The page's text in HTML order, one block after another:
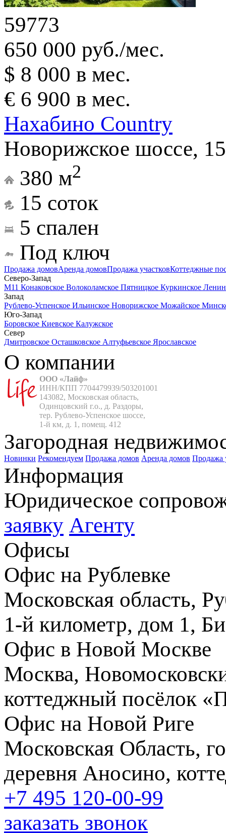
59773
650 000 руб./мес.
$ 8 000 в мес.
€ 6 900 в мес.
Нахабино Country
Новорижское шоссе,
380 м2
15 соток
5 спален
Под ключ
Продажа домовАренда домовПродажа участковКоттеджные
Северо-Запад
М11 Конаковское Волоколамское Пятницкое Куркинское
Запад
Рублево-Успенское Ильинское Новорижское Можайское
Юго-Запад
Боровское Киевское Калужское
Север
Дмитровское Осташковское Алтуфьевское Ярославское
О компании
ООО «Лайф»
ИНН/КПП 7704479939/503201001
143082, Московская область,
Одинцовский г.о., д. Раздоры,
тер. Рублево-Успенское шоссе,
1-й км, д. 1, помещ. 412
Загородная
Новинки Рекомендуем Продажа домов Аренда домов Продажа
Информация
Юридическое
заявку Агенту
Офисы
Офис на Рублевке
Московская область,
1-й километр, дом 1,
Офис в Новой Москве
Москва,
коттеджный посёлок
Офис на Новой Риге
Московская Область,
деревня Аносино,
+7 495 120-00-99
заказать звонок